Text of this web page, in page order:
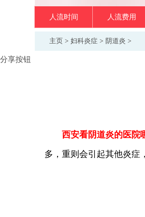
人流时间 人流费用
主页 > 妇科炎症 > 阴道炎 >
分享按钮
西安看阴道炎的医院
多，重则会引起其他炎症